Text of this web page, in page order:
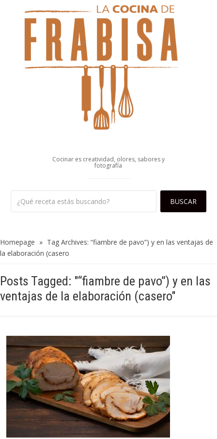
Cocinar es creatividad, olores, sabores y
fotografía
Homepage » Tag Archives: “fiambre de pavo”) y en las ventajas de
la elaboración (casero
Posts Tagged: "“fiambre de pavo”) y en las
ventajas de la elaboración (casero"